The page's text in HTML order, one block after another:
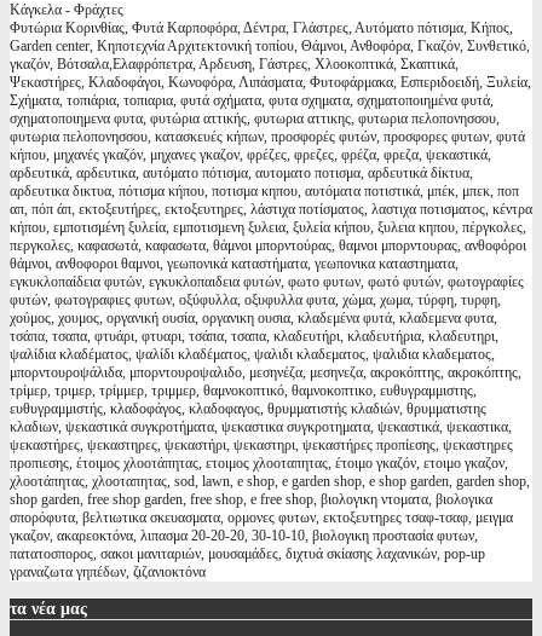
Κάγκελα - Φράχτες
Φυτώρια Κορινθίας, Φυτά Καρποφόρα, Δέντρα, Γλάστρες, Αυτόματο πότισμα, Κήπος,
Garden center, Κηποτεχνία Αρχιτεκτονική τοπίου, Θάμνοι, Ανθοφόρα, Γκαζόν, Συνθετικό,
γκαζόν, Βότσαλα,Ελαφρόπετρα, Αρδευση, Γάστρες, Χλοοκοπτικά, Σκαπτικά,
Ψεκαστήρες, Κλαδοφάγοι, Κωνοφόρα, Λιπάσματα, Φυτοφάρμακα, Εσπεριδοειδή, Ξυλεία,
Σχήματα, τοπιάρια, τοπιαρια, φυτά σχήματα, φυτα σχηματα, σχηματοποιημένα φυτά,
σχηματοποιημενα φυτα, φυτώρια αττικής, φυτωρια αττικης, φυτωρια πελοπονησσου,
φυτωρια πελοπονησσου, κατασκευές κήπων, προσφορές φυτών, προσφορες φυτων, φυτά
κήπου, μηχανές γκαζόν, μηχανες γκαζον, φρέζες, φρεζες, φρέζα, φρεζα, ψεκαστικά,
αρδευτικά, αρδευτικα, αυτόματο πότισμα, αυτοματο ποτισμα, αρδευτικά δίκτυα,
αρδευτικα δικτυα, πότισμα κήπου, ποτισμα κηπου, αυτόματα ποτιστικά, μπέκ, μπεκ, ποπ
απ, πόπ άπ, εκτοξευτήρες, εκτοξευτηρες, λάστιχα ποτίσματος, λαστιχα ποτισματος, κέντρα
κήπου, εμποτισμένη ξυλεία, εμποτισμενη ξυλεια, ξυλεία κήπου, ξυλεια κηπου, πέργκολες,
περγκολες, καφασωτά, καφασωτα, θάμνοι μπορντούρας, θαμνοι μπορντουρας, ανθοφόροι
θάμνοι, ανθοφοροι θαμνοι, γεωπονικά καταστήματα, γεωπονικα καταστηματα,
εγκυκλοπαίδεια φυτών, εγκυκλοπαιδεια φυτών, φωτο φυτων, φωτό φυτών, φωτογραφίες
φυτών, φωτογραφιες φυτων, οξύφυλλα, οξυφυλλα φυτα, χώμα, χωμα, τύρφη, τυρφη,
χούμος, χουμος, οργανική ουσία, οργανικη ουσια, κλαδεμένα φυτά, κλαδεμενα φυτα,
τσάπα, τσαπα, φτυάρι, φτυαρι, τσάπα, τσαπα, κλαδευτήρι, κλαδευτήρια, κλαδευτηρι,
ψαλίδια κλαδέματος, ψαλίδι κλαδέματος, ψαλιδι κλαδεματος, ψαλιδια κλαδεματος,
μπορντουροψάλιδα, μπορντουροψαλιδο, μεσηνέζα, μεσηνεζα, ακροκόπτης, ακροκόπτης,
τρίμερ, τριμερ, τρίμμερ, τριμμερ, θαμνοκοπτικό, θαμνοκοπτικο, ευθυγραμμιστης,
ευθυγραμμιστής, κλαδοφάγος, κλαδοφαγος, θρυμματιστής κλαδιών, θρυμματιστης
κλαδιων, ψεκαστικά συγκροτήματα, ψεκαστικα συγκροτηματα, ψεκαστικά, ψεκαστικα,
ψεκαστήρες, ψεκαστηρες, ψεκαστήρι, ψεκαστηρι, ψεκαστήρες προπίεσης, ψεκαστηρες
προπιεσης, έτοιμος χλοοτάπητας, ετοιμος χλοοταπητας, έτοιμο γκαζόν, ετοιμο γκαζον,
χλοοτάπητας, χλοοταπητας, sod, lawn, e shop, e garden shop, e shop garden, garden shop,
shop garden, free shop garden, free shop, e free shop, βιολογικη ντοματα, βιολογικα
σπορόφυτα, βελτιωτικα σκευασματα, ορμονες φυτων, εκτοξευτηρες τσαφ-τσαφ, μειγμα
γκαζον, ακαρεοκτόνα, λιπασμα 20-20-20, 30-10-10, βιολογικη προστασία φυτων,
πατατοσπορος, σακοι μανιταριών, μουσαμάδες, διχτυά σκίασης λαχανικών, pop-up
γραναζωτα γηπέδων, ζιζανιοκτόνα
τα νέα μας